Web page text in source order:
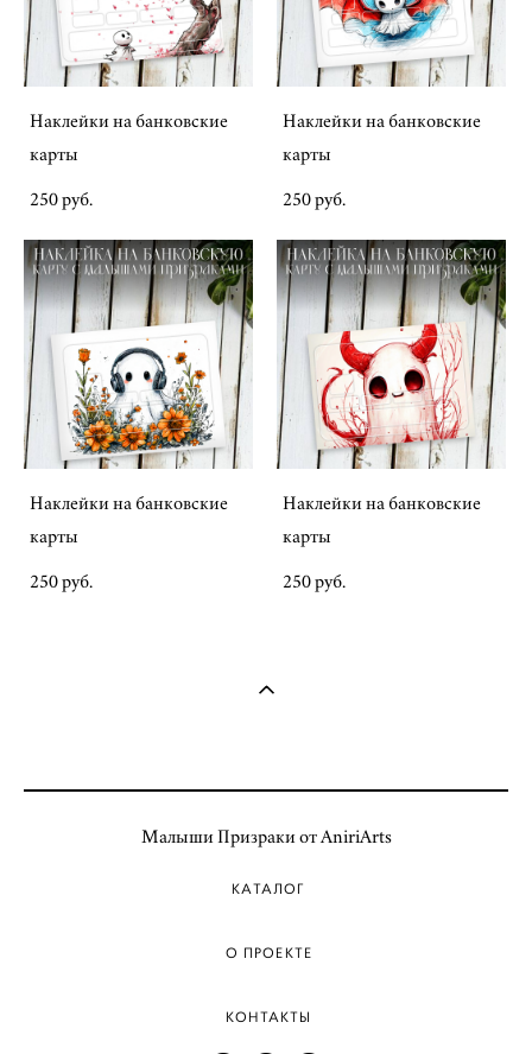
Наклейки на банковские
карты
250 pуб.
Наклейки на банковские
карты
250 pуб.
Наклейки на банковские
карты
250 pуб.
Наклейки на банковские
карты
250 pуб.
Малыши Призраки от AniriArts
КАТАЛОГ
О ПРОЕКТЕ
КОНТАКТЫ